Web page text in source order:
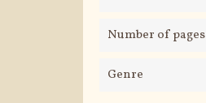
Number of pages
Genre